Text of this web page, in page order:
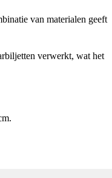
van materialen geeft
verwerkt, wat het